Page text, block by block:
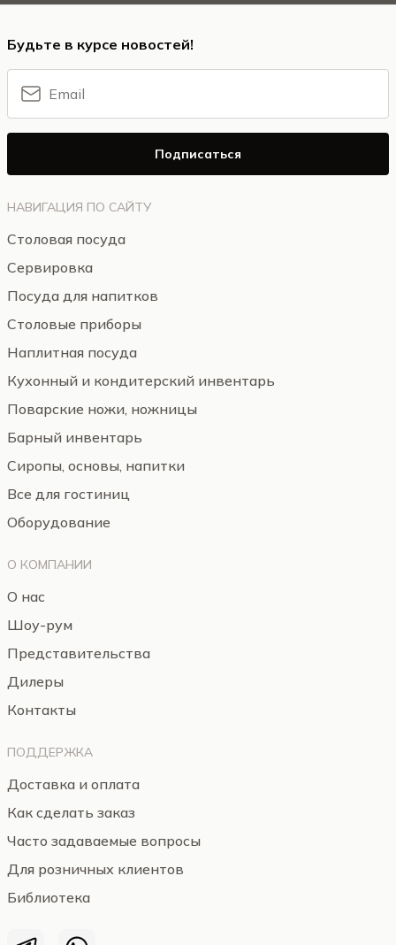
НАВИГАЦИЯ ПО САЙТУ
Столовая посуда
Сервировка
Посуда для напитков
Столовые приборы
Наплитная посуда
Кухонный и кондитерский инвентарь
Поварские ножи, ножницы
Барный инвентарь
Сиропы, основы, напитки
Все для гостиниц
Оборудование
О КОМПАНИИ
О нас
Шоу-рум
Представительства
Дилеры
Контакты
ПОДДЕРЖКА
Доставка и оплата
Как сделать заказ
Часто задаваемые вопросы
Для розничных клиентов
Библиотека
Будьте в курсе новостей!
Подписаться